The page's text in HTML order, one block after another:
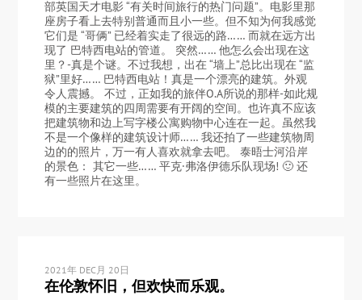
部英国天才电影 “有关时间旅行的热门问题”。电影里那
座房子看上去特别普通而且小一些。但不知为何我感觉
它们是 “哥俩” 已经着实走了很远的路…… 而就在远方出
现了 巴特西电站的管道。 突然…… 他怎么会出现在这
里？-真是个谜。不过我想，出在 “墙上”总比出现在 “监
狱”里好…… 巴特西电站！真是一个漂亮的建筑。外观
令人震撼。 不过，正如我的旅伴O.A所说的那样-如此规
模的主要建筑的四周需要有开阔的空间。也许真不应该
把建筑物和边上写字楼公寓购物中心连在一起。虽然我
不是一个像样的建筑设计师…… 我还拍了一些建筑物周
边的的照片，万一有人喜欢就拿去吧。 泰晤士河沿岸
的景色： 其它一些…… 平克·弗洛伊德乐队现场! 🙂 还
有一些照片在这里。
2021年 DEC月 20日
在伦敦怀旧，但欢快而乐观。